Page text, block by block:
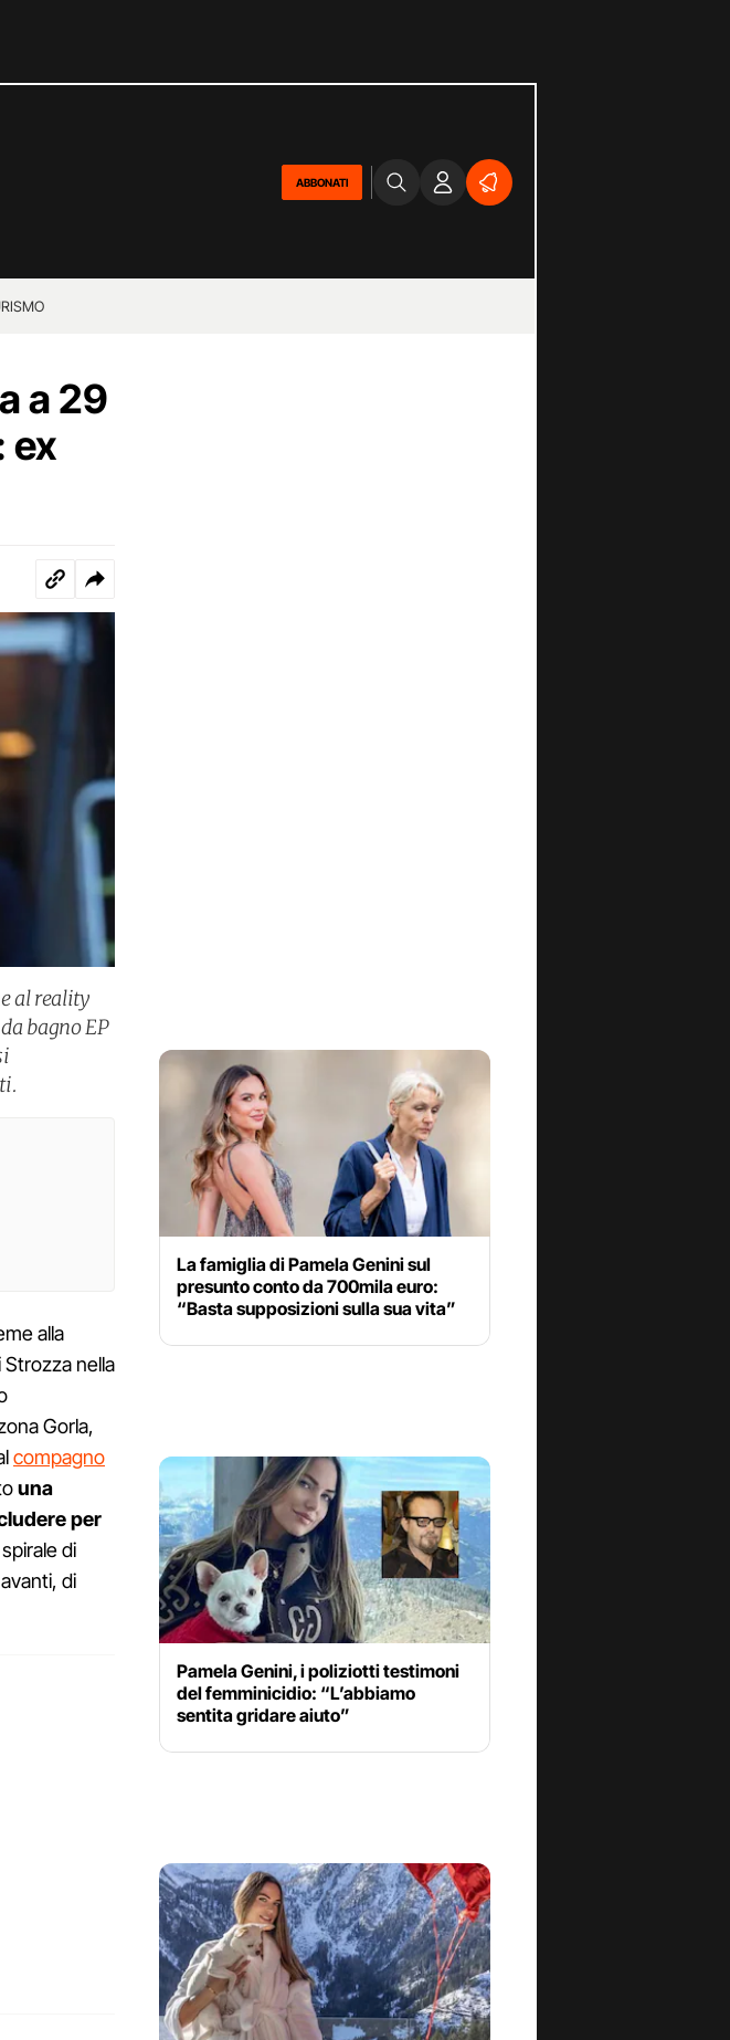
ABBONATI
a 29
ex
al reality
bagno EP
alla
Strozza nella
Gorla,
compagno
una
per
di
di
La famiglia di Pamela Genini sul
presunto conto da 700mila euro:
“Basta supposizioni sulla sua vita”
Pamela Genini, i poliziotti testimoni
del femminicidio: “L’abbiamo
sentita gridare aiuto”